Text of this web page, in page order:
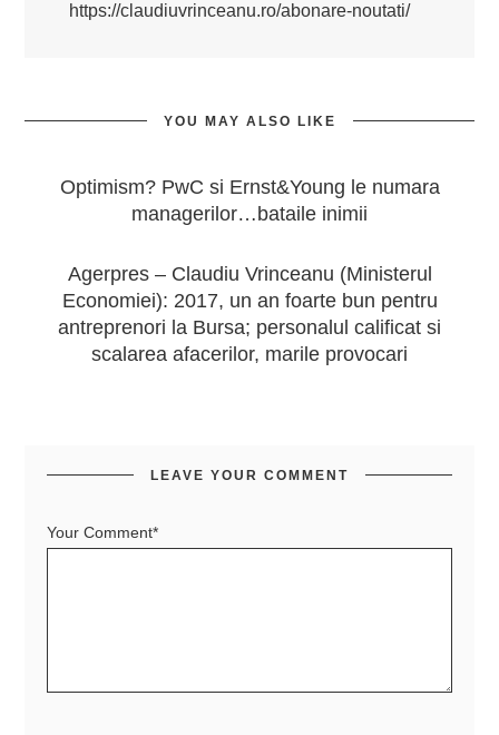
https://claudiuvrinceanu.ro/abonare-noutati/
YOU MAY ALSO LIKE
Optimism? PwC si Ernst&Young le numara
managerilor…bataile inimii
Agerpres – Claudiu Vrinceanu (Ministerul
Economiei): 2017, un an foarte bun pentru
antreprenori la Bursa; personalul calificat si
scalarea afacerilor, marile provocari
LEAVE YOUR COMMENT
Your Comment*